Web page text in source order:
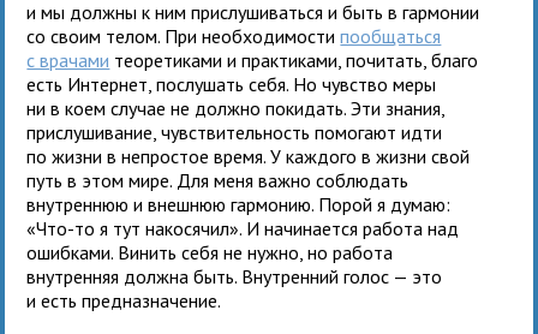
и мы должны к ним прислушиваться и быть в гармонии
со своим телом. При необходимостипообщаться
с врачами теоретиками и практиками, почитать, благо
есть Интернет, послушать себя. Но чувство меры
ни в коем случае не должно покидать. Эти знания,
прислушивание, чувствительность помогают идти
по жизни в непростое время. У каждого в жизни свой
путь в этом мире. Для меня важно соблюдать
внутреннюю и внешнюю гармонию. Порой я думаю:
«Что-то я тут накосячил». И начинается работа над
ошибками. Винить себя не нужно, но работа
внутренняя должна быть. Внутренний голос — это
и есть предназначение.